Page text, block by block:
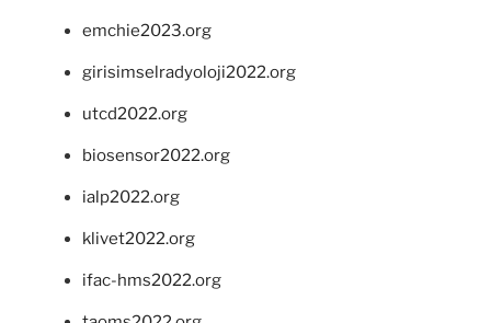
emchie2023.org
girisimselradyoloji2022.org
utcd2022.org
biosensor2022.org
ialp2022.org
klivet2022.org
ifac-hms2022.org